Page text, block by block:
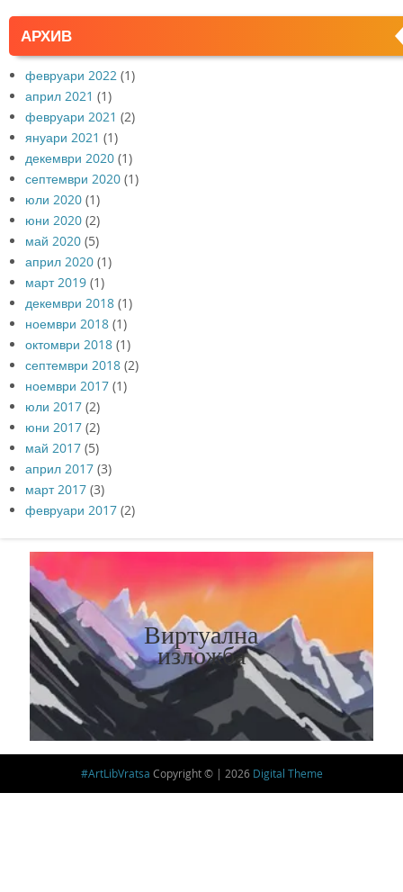
АРХИВ
февруари 2022 (1)
април 2021 (1)
февруари 2021 (2)
януари 2021 (1)
декември 2020 (1)
септември 2020 (1)
юли 2020 (1)
юни 2020 (2)
май 2020 (5)
април 2020 (1)
март 2019 (1)
декември 2018 (1)
ноември 2018 (1)
октомври 2018 (1)
септември 2018 (2)
ноември 2017 (1)
юли 2017 (2)
юни 2017 (2)
май 2017 (5)
април 2017 (3)
март 2017 (3)
февруари 2017 (2)
Виртуална
изложба
#ArtLibVratsa Copyright © | 2026 Digital Theme